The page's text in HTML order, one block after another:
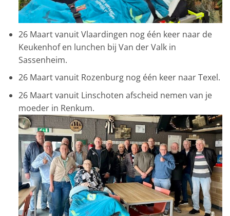
26 Maart vanuit Vlaardingen nog één keer naar de
Keukenhof en lunchen bij Van der Valk in
Sassenheim.
26 Maart vanuit Rozenburg nog één keer naar Texel.
26 Maart vanuit Linschoten afscheid nemen van je
moeder in Renkum.